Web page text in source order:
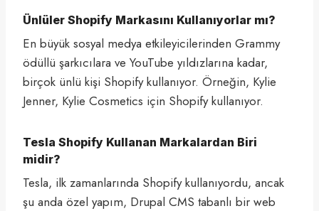
Ünlüler Shopify Markasını Kullanıyorlar mı?
En büyük sosyal medya etkileyicilerinden Grammy
ödüllü şarkıcılara ve YouTube yıldızlarına kadar,
birçok ünlü kişi Shopify kullanıyor. Örneğin, Kylie
Jenner, Kylie Cosmetics için Shopify kullanıyor.
Tesla Shopify Kullanan Markalardan Biri
midir?
Tesla, ilk zamanlarında Shopify kullanıyordu, ancak
şu anda özel yapım, Drupal CMS tabanlı bir web